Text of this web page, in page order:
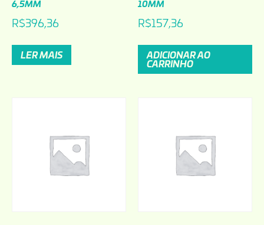
R$396,36
LER MAIS
R$157,36
ADICIONAR AO
CARRINHO